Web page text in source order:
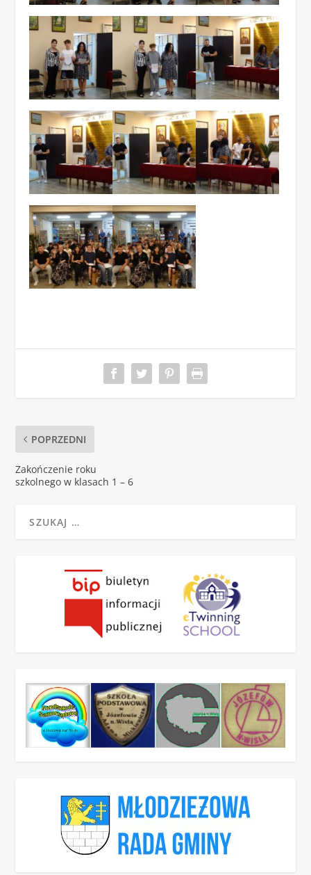
POPRZEDNI
Zakończenie roku
szkolnego w klasach 1 – 6